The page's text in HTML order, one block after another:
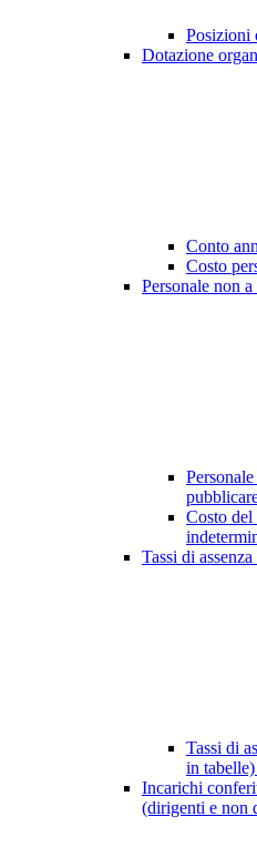
Posizioni
Dotazione
Conto
Costo
Personale non
Costo del
Tassi di assenza
Tassi di
in tabelle)
Incarichi
(dirigenti e non